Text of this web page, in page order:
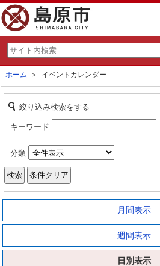
ホーム ＞ イベントカレンダー
絞り込み検索をする
キーワード
分類
月間表示
週間表示
日別表示